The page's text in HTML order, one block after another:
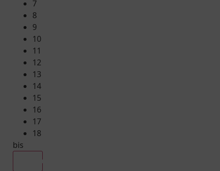
7
8
9
10
11
12
13
14
15
16
17
18
bis